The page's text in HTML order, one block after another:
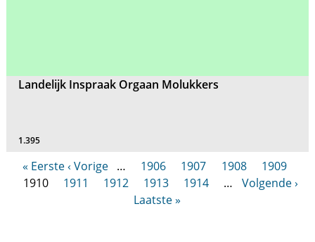
Landelijk Inspraak Orgaan Molukkers
1.395
« Eerste ‹ Vorige … 1906 1907 1908
1909
1910
1911 1912 1913 1914 …
Volgende ›
Laatste »